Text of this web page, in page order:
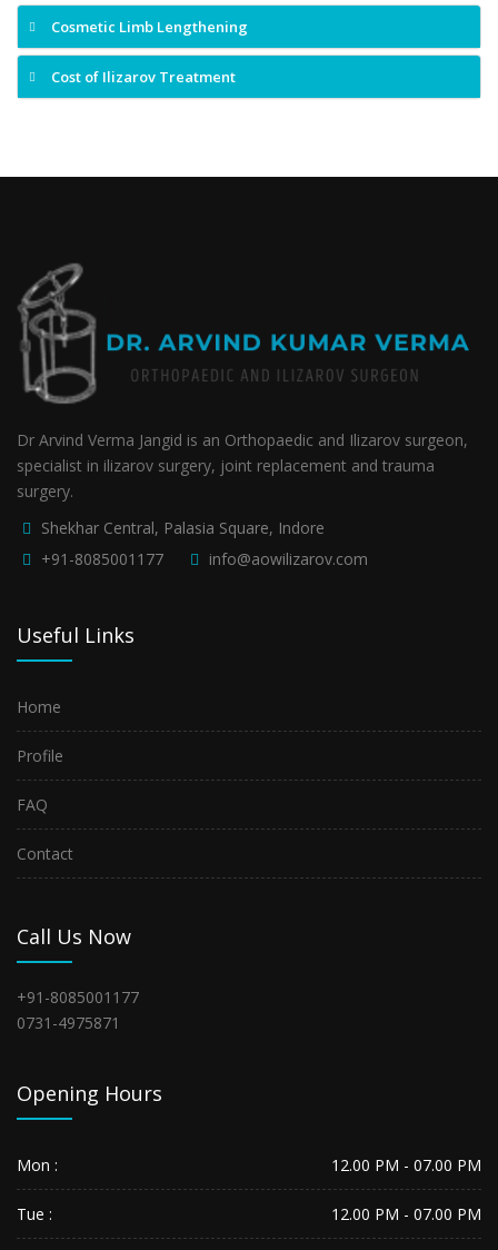
Cosmetic Limb Lengthening
Cost of Ilizarov Treatment
Dr Arvind Verma Jangid is an Orthopaedic and Ilizarov surgeon,
specialist in ilizarov surgery, joint replacement and trauma
surgery.
Shekhar Central, Palasia Square, Indore
+91-8085001177
info@aowilizarov.com
Useful Links
Home
Profile
FAQ
Contact
Call Us Now
+91-8085001177
0731-4975871
Opening Hours
Mon : 12.00 PM - 07.00 PM
Tue : 12.00 PM - 07.00 PM